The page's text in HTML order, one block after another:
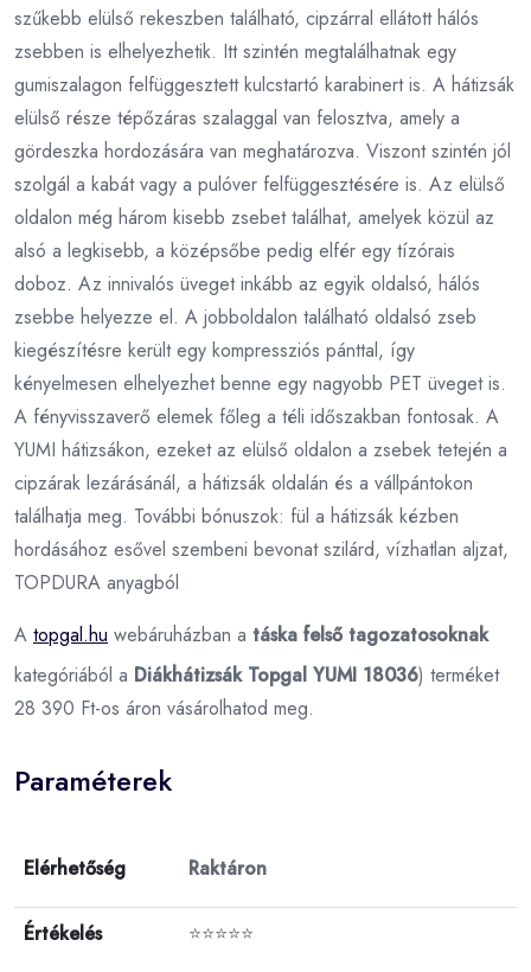
szűkebb elülső rekeszben található, cipzárral ellátott hálós
zsebben is elhelyezhetik. Itt szintén megtalálhatnak egy
gumiszalagon felfüggesztett kulcstartó karabinert is. A hátizsák
elülső része tépőzáras szalaggal van felosztva, amely a
gördeszka hordozására van meghatározva. Viszont szintén jól
szolgál a kabát vagy a pulóver felfüggesztésére is. Az elülső
oldalon még három kisebb zsebet találhat, amelyek közül az
alsó a legkisebb, a középsőbe pedig elfér egy tízórais
doboz. Az innivalós üveget inkább az egyik oldalsó, hálós
zsebbe helyezze el. A jobboldalon található oldalsó zseb
kiegészítésre került egy kompressziós pánttal, így
kényelmesen elhelyezhet benne egy nagyobb PET üveget is.
A fényvisszaverő elemek főleg a téli időszakban fontosak. A
YUMI hátizsákon, ezeket az elülső oldalon a zsebek tetején a
cipzárak lezárásánál, a hátizsák oldalán és a vállpántokon
találhatja meg. További bónuszok: fül a hátizsák kézben
hordásához esővel szembeni bevonat szilárd, vízhatlan aljzat,
TOPDURA anyagból
A topgal.hu webáruházban a táska felső tagozatosoknak
kategóriából a Diákhátizsák Topgal YUMI 18036) terméket
28 390 Ft-os áron vásárolhatod meg.
Paraméterek
Elérhetőség Raktáron
Értékelés ⭐⭐⭐⭐⭐